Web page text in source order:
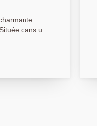
dans un
la
garage.
et bucolique